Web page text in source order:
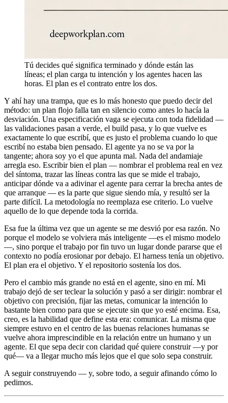
Tú decides qué significa terminado y dónde están las
líneas; el plan carga tu intención y los agentes hacen las
horas. El plan es el contrato entre los dos.
Y ahí hay una trampa, que es lo más honesto que puedo decir del
método: un plan flojo falla tan en silencio como antes lo hacía la
desviación. Una especificación vaga se ejecuta con toda fidelidad —
las validaciones pasan a verde, el build pasa, y lo que vuelve es
exactamente lo que escribí, que es justo el problema cuando lo que
escribí no estaba bien pensado. El agente ya no se va por la
tangente; ahora soy yo el que apunta mal. Nada del andamiaje
arregla eso. Escribir bien el plan — nombrar el problema real en vez
del síntoma, trazar las líneas contra las que se mide el trabajo,
anticipar dónde va a adivinar el agente para cerrar la brecha antes de
que arranque — es la parte que sigue siendo mía, y resultó ser la
parte difícil. La metodología no reemplaza ese criterio. Lo vuelve
aquello de lo que depende toda la corrida.
Esa fue la última vez que un agente se me desvió por esa razón. No
porque el modelo se volviera más inteligente —es el mismo modelo
—, sino porque el trabajo por fin tuvo un lugar donde pararse que el
contexto no podía erosionar por debajo. El harness tenía un objetivo.
El plan era el objetivo. Y el repositorio sostenía los dos.
Pero el cambio más grande no está en el agente, sino en mí. Mi
trabajo dejó de ser teclear la solución y pasó a ser dirigir: nombrar el
objetivo con precisión, fijar las metas, comunicar la intención lo
bastante bien como para que se ejecute sin que yo esté encima. Esa,
creo, es la habilidad que define esta era: comunicar. La misma que
siempre estuvo en el centro de las buenas relaciones humanas se
vuelve ahora imprescindible en la relación entre un humano y un
agente. El que sepa decir con claridad qué quiere construir —y por
qué— va a llegar mucho más lejos que el que solo sepa construir.
A seguir construyendo — y, sobre todo, a seguir afinando cómo lo
pedimos.